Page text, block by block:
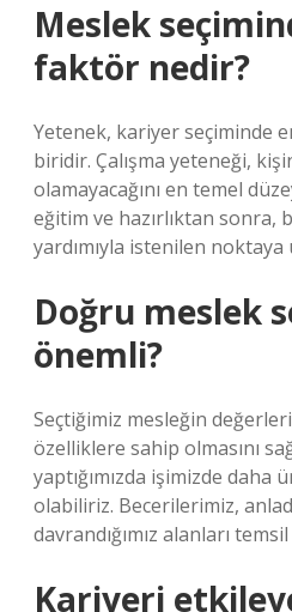
Meslek
faktör nedir?
Yetenek, kariyer seçiminde
biridir. Çalışma yeteneği,
olamayacağını en temel
eğitim ve hazırlıktan sonra,
yardımıyla istenilen noktaya
Doğru meslek
önemli?
Seçtiğimiz mesleğin
özelliklere sahip olmasını
yaptığımızda işimizde daha
olabiliriz. Becerilerimiz,
davrandığımız alanları
Kariyeri